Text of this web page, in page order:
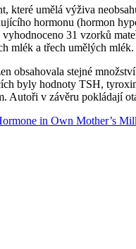
které umělá výživa
hormonu (hormon
31 vzorků
mlék a třech umělých mlék.
obsahovala stejné
byly hodnoty TSH,
Autoři v závěru pokládají
in Own Mother’s